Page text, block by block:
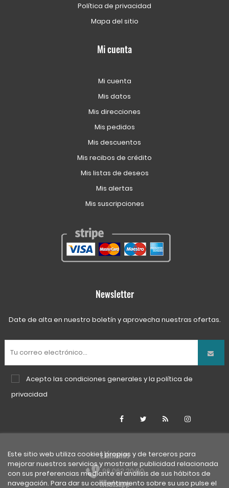
Este sitio web utiliza cookies propias y de terceros para
mejorar nuestros servicios y mostrarle publicidad relacionada
con sus preferencias mediante el análisis de sus hábitos de
navegación. Para dar su consentimiento sobre su uso pulse el
Política de privacidad
Mapa del sitio
Mi cuenta
Mi cuenta
Mis datos
Mis direcciones
Mis pedidos
Mis descuentos
Mis recibos de crédito
Mis listas de deseos
Mis alertas
Mis suscripciones
Newsletter
Date de alta en nuestro boletín y aprovecha nuestras ofertas.
Acepto las condiciones generales y la política de
privacidad
FacebookTwitter Rss
Llámanos
96 062 20 80
Whatsapp